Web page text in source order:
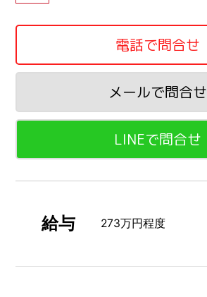
電話で問合せ
メールで問合せ
LINEで問合せ
給与 273万円程度